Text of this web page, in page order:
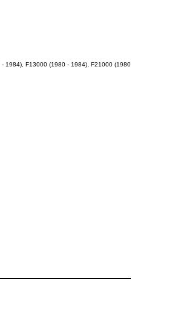
1984), F13000 (1980 - 1984), F21000 (1980